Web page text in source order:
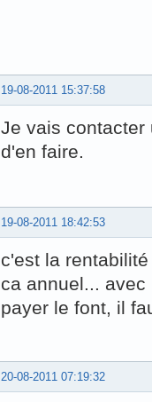
19-08-2011 15:37:58
Je vais contacter
d'en faire.
19-08-2011 18:42:53
c'est la
ca annuel...
payer le font, il
20-08-2011 07:19:32